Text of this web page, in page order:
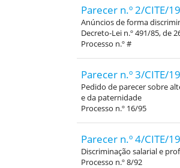
Parecer n.º 2/CITE/
Anúncios de forma
Decreto-Lei n.º 491/85, de
Processo n.º #
Parecer n.º 3/CITE/
Pedido de parecer sobre
e da paternidade
Processo n.º 16/95
Parecer n.º 4/CITE/
Discriminação salarial e
Processo n.º 8/92